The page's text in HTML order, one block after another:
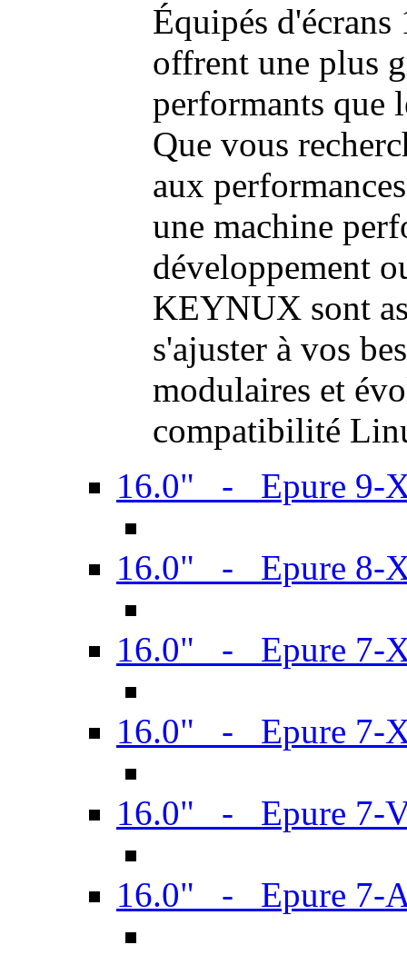
Équipés
offrent une plus
performants que
Que vous
aux
une machine
développement
KEYNUX sont
s'ajuster à vos
modulaires et
compatibilité
16.0" - Epure 9-
16.0" - Epure 8-
16.0" - Epure 7-
16.0" - Epure 7-
16.0" - Epure 7-
16.0" - Epure 7-